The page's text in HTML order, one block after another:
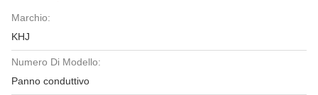
Marchio:
KHJ
Numero Di Modello:
Panno conduttivo